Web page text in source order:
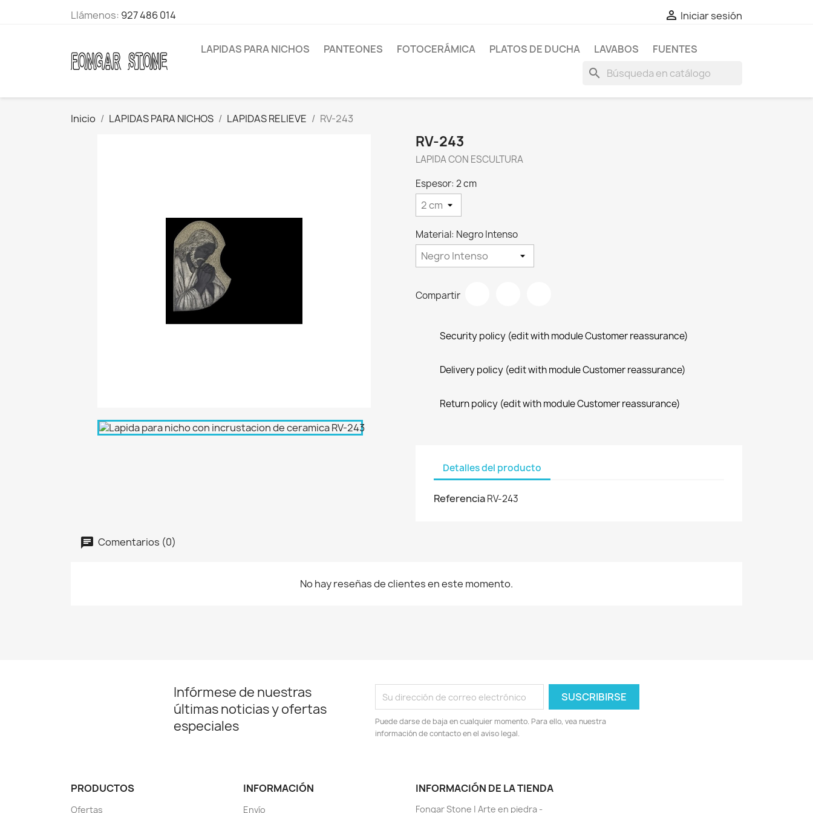
Llámenos: 927 486 014  Iniciar sesión
LAPIDAS PARA NICHOS PANTEONES FOTOCERÁMICA PLATOS DE DUCHA LAVABOS FUENTES
search
Inicio LAPIDAS PARA NICHOS LAPIDAS RELIEVE RV-243
RV-243
LAPIDA CON ESCULTURA
Espesor: 2 cm
Material: Negro Intenso
Compartir
Security policy (edit with module Customer reassurance)
Delivery policy (edit with module Customer reassurance)
Return policy (edit with module Customer reassurance)
Detalles del producto
ReferenciaRV-243
Comentarios (0)
No hay reseñas de clientes en este momento.
Infórmese de nuestras
últimas noticias y ofertas
especiales
Puede darse de baja en cualquier momento. Para ello, vea nuestra
información de contacto en el aviso legal.
PRODUCTOS
Ofertas
INFORMACIÓN
Envío
INFORMACIÓN DE LA TIENDA
Fongar Stone | Arte en piedra -